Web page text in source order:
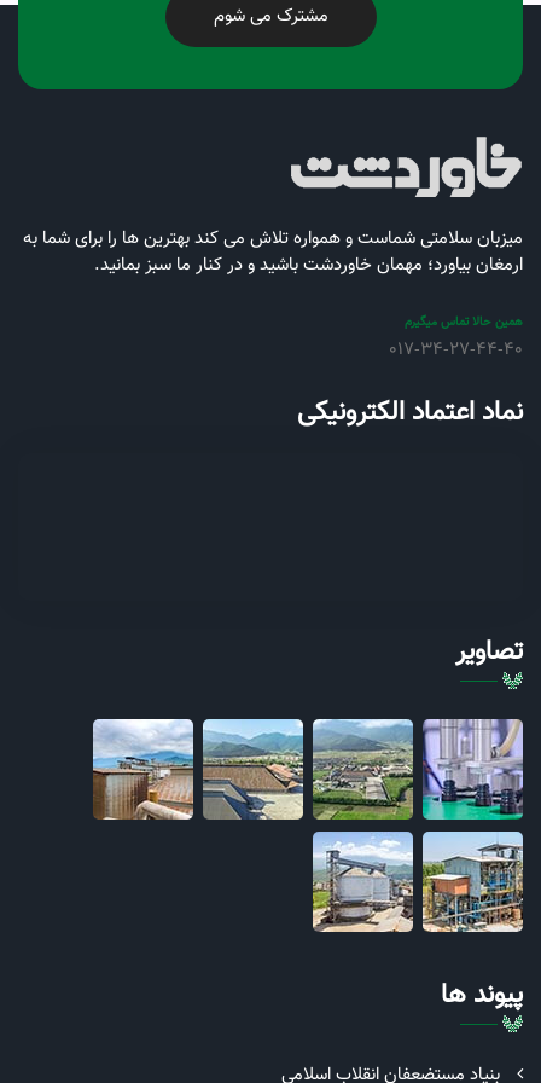
مشترک می شوم
میزبان سلامتی شماست و همواره تلاش می کند بهترین ها را برای شما به
ارمغان بیاورد؛ مهمان خاوردشت باشید و در کنار ما سبز بمانید.
همین حالا تماس میگیرم
017-34-27-44-40
نماد اعتماد الکترونیکی
تصاویر
پیوند ها
بنیاد مستضعفان انقلاب اسلامی